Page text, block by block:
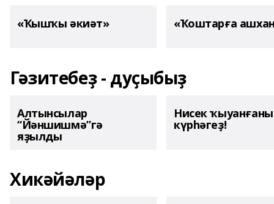
«Ҡышҡы әкиәт» «Ҡоштарға
Гәзитебеҙ - дуҫыбыҙ
Алтынсылар
“Йәншишмә”гә
яҙылды
Нисек
күрһәгеҙ!
Хикәйәләр